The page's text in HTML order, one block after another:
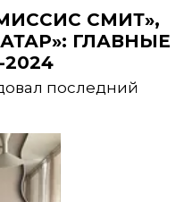
СМИТ»,
ГЛАВНЫЕ
последний